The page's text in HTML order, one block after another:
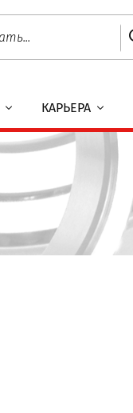
КАРЬЕРА